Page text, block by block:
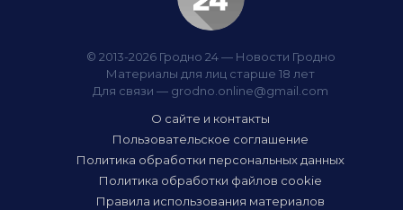
© 2013-2026 Гродно 24 — Новости Гродно
Материалы для лиц старше 18 лет
Для связи — grodno.online@gmail.com
О сайте и контакты
Пользовательское соглашение
Политика обработки персональных данных
Политика обработки файлов cookie
Правила использования материалов